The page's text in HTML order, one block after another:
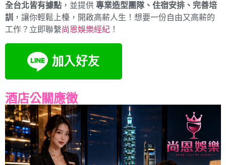
全台北皆有據點 ，並提供 專業造型團隊、住宿安排、完善培
訓
，讓你輕鬆上檯，開啟高薪人生！想要一份自由又高薪的
工作？立即聯繫尚恩娛樂經紀 ！
酒店公關應徵